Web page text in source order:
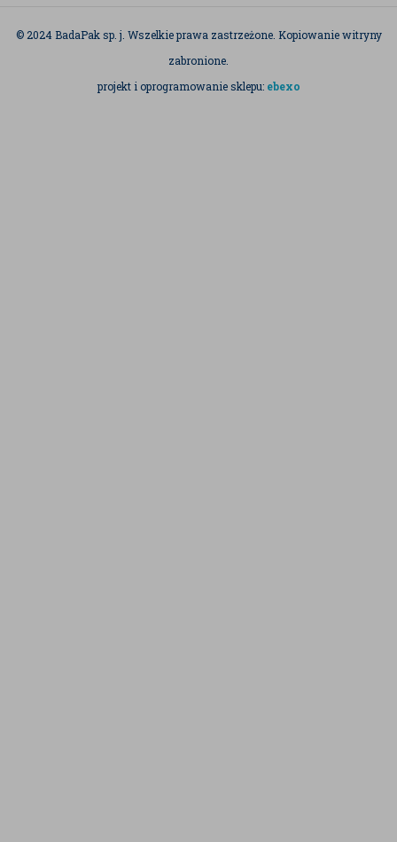
© 2024 BadaPak sp. j. Wszelkie prawa zastrzeżone. Kopiowanie witryny
zabronione.
projekt i oprogramowanie sklepu: ebexo